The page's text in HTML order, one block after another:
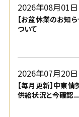
2026年08月01日
【お盆休業のお知
ついて
2026年07月20日
【毎月更新】中東
供給状況と今確認...